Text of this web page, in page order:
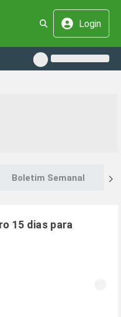
Login
Boletim Semanal
15 dias para